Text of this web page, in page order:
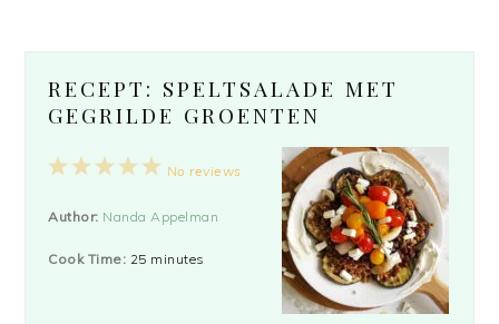
RECEPT: SPELTSALADE MET
GEGRILDE GROENTEN
5
4
3
2
1
No reviews
Author: Nanda Appelman
Cook Time: 25 minutes